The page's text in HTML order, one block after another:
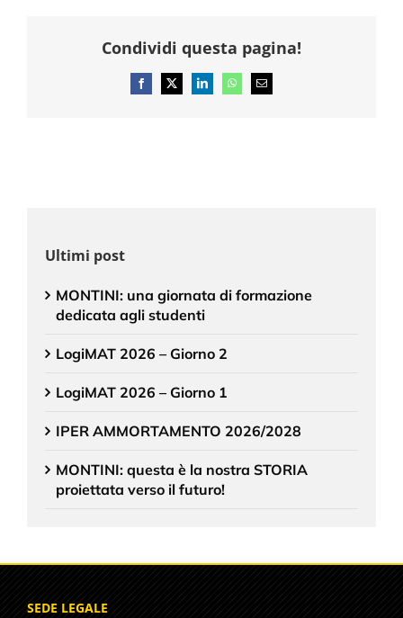
Condividi questa pagina!
Facebook
X LinkedInWhatsAppEmail
Ultimi post
MONTINI: una giornata di formazione
dedicata agli studenti
LogiMAT 2026 – Giorno 2
LogiMAT 2026 – Giorno 1
IPER AMMORTAMENTO 2026/2028
MONTINI: questa è la nostra STORIA
proiettata verso il futuro!
SEDE LEGALE